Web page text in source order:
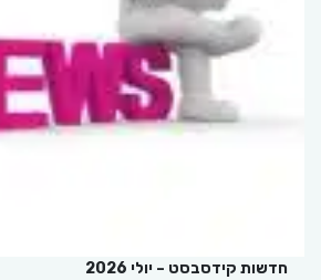
חדשות קידסבסט – יולי 2026